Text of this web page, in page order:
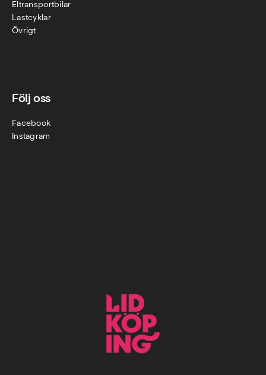
Eltransportbilar
Lastcyklar
Övrigt
Följ oss
Facebook
Instagram